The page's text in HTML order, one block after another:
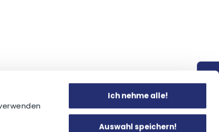
Ich nehme alle!
Auswahl speichern!
Kontakt